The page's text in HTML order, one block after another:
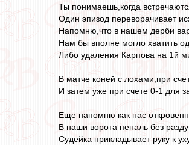
Ты понимаешь,когда
Один эпизод переворачивает
Напомню,что в нашем дерби
Нам бы вполне могло хватить
Либо удаления Карпова на 1й
В матче коней с лохами,при
И затем уже при счете 0-1 для
Еще напомню как нас
В наши ворота пеналь без
Судейка прикладывает руку к